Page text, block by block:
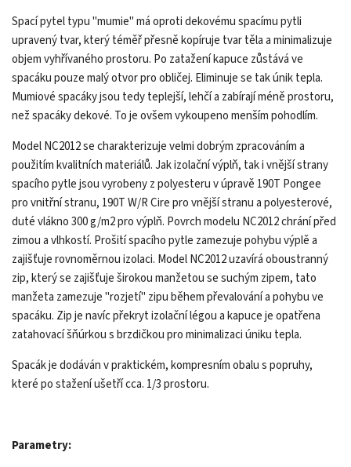
Spací pytel typu "mumie" má oproti dekovému spacímu pytli
upravený tvar, který téměř přesně kopíruje tvar těla a minimalizuje
objem vyhřívaného prostoru. Po zatažení kapuce zůstává ve
spacáku pouze malý otvor pro obličej. Eliminuje se tak únik tepla.
Mumiové spacáky jsou tedy teplejší, lehčí a zabírají méně prostoru,
než spacáky dekové. To je ovšem vykoupeno menším pohodlím.
Model NC2012 se charakterizuje velmi dobrým zpracováním a
použitím kvalitních materiálů. Jak izolační výplň, tak i vnější strany
spacího pytle jsou vyrobeny z polyesteru v úpravě 190T Pongee
pro vnitřní stranu, 190T W/R Cire pro vnější stranu a polyesterové,
duté vlákno 300 g/m2 pro výplň. Povrch modelu NC2012 chrání před
zimou a vlhkostí. Prošití spacího pytle zamezuje pohybu výplě a
zajišťuje rovnoměrnou izolaci. Model NC2012 uzavírá oboustranný
zip, který se zajišťuje širokou manžetou se suchým zipem, tato
manžeta zamezuje "rozjetí" zipu během převalování a pohybu ve
spacáku. Zip je navíc překryt izolační légou a kapuce je opatřena
zatahovací šňúrkou s brzdičkou pro minimalizaci úniku tepla.
Spacák je dodáván v praktickém, kompresním obalu s popruhy,
které po stažení ušetří cca. 1/3 prostoru.
Parametry: